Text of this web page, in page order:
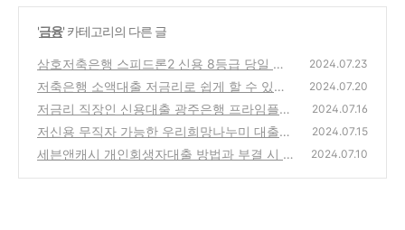
'금융' 카테고리의 다른 글
삼호저축은행 스피드론2 신용 8등급 당일 대
출 방법과 부결 시 대안상품 100% 정리
(0)
2024.07.23
저축은행 소액대출 저금리로 쉽게 할 수 있는
곳 Best 5 무직 급전 가능
(0)
2024.07.20
저금리 직장인 신용대출 광주은행 프라임플러
스론 대출방법과 부결 시 대안상품 100% 정리
(0)
2024.07.16
저신용 무직자 가능한 우리희망나누미 대출방
법과 부결 시 대안상품 100% 정리
(0)
2024.07.15
세븐앤캐시 개인회생자대출 방법과 부결 시 대
2024.07.10